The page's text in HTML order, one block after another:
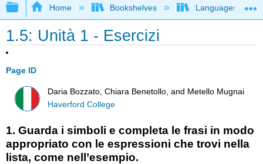
Expand/collapse global hierarchy
Home Bookshelves Languages
1.5: Unità 1 - Esercizi
Page ID
Daria Bozzato, Chiara Benetollo, and Metello Mugnai
Haverford College
1. Guarda i simboli e completa le frasi in modo
appropriato con le espressioni che trovi nella
lista, come nell’esempio.